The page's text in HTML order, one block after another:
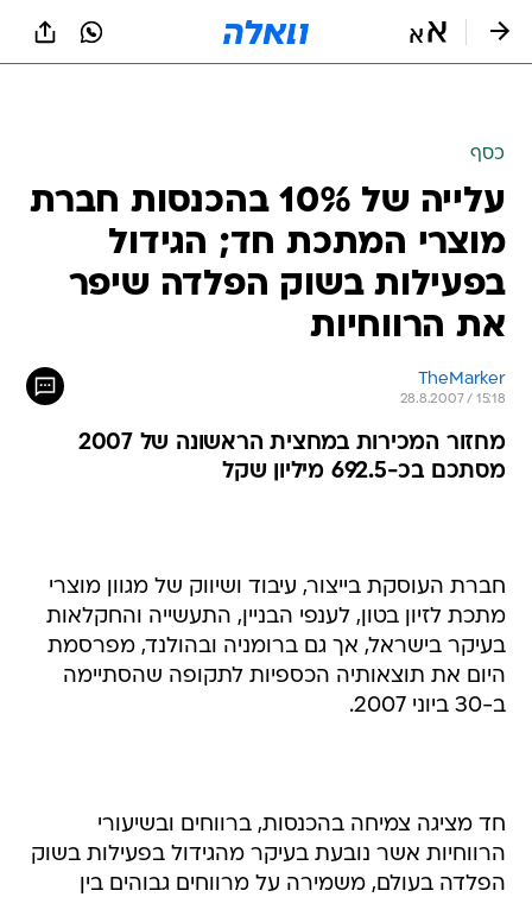
כסף
עלייה של 10% בהכנסות חברת
מוצרי המתכת חד; הגידול
בפעילות בשוק הפלדה שיפר
את הרווחיות
TheMarker
28.8.2007 / 15:18
מחזור המכירות במחצית הראשונה של 2007
מסתכם בכ-692.5 מיליון שקל
חברת העוסקת בייצור, עיבוד ושיווק של מגוון מוצרי
מתכת לזיון בטון, לענפי הבניין, התעשייה והחקלאות
בעיקר בישראל, אך גם ברומניה ובהולנד, מפרסמת
היום את תוצאותיה הכספיות לתקופה שהסתיימה
ב-30 ביוני 2007.
חד מציגה צמיחה בהכנסות, ברווחים ובשיעורי
הרווחיות אשר נובעת בעיקר מהגידול בפעילות בשוק
הפלדה בעולם, משמירה על מרווחים גבוהים בין